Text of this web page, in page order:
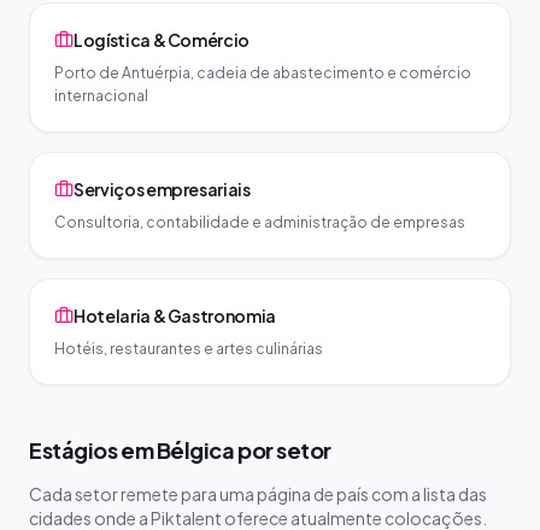
Logística & Comércio
Porto de Antuérpia, cadeia de abastecimento e comércio
internacional
Serviços empresariais
Consultoria, contabilidade e administração de empresas
Hotelaria & Gastronomia
Hotéis, restaurantes e artes culinárias
Estágios em Bélgica por setor
Cada setor remete para uma página de país com a lista das
cidades onde a Piktalent oferece atualmente colocações.